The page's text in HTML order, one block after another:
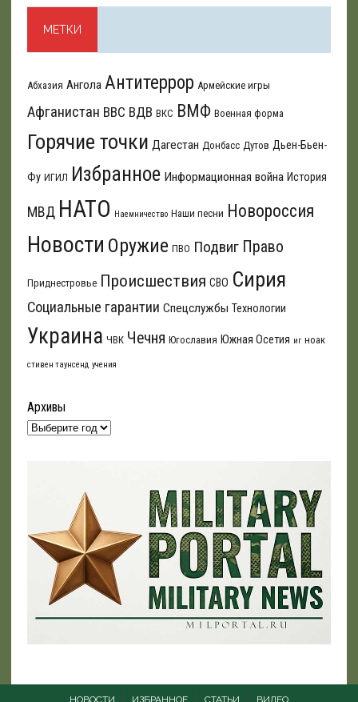
МЕТКИ
Абхазия Ангола Антитеррор Армейские игры
Афганистан ВВС ВДВ ВКС ВМФ Военная форма
Горячие точки Дагестан Донбасс Дутов Дьен-Бьен-
Фу ИГИЛ Избранное Информационная война История
МВД НАТО Наемничество Наши песни Новороссия
Новости Оружие ПВО Подвиг Право
Приднестровье Происшествия СВО Сирия
Социальные гарантии Спецслужбы Технологии
Украина ЧВК Чечня Югославия Южная Осетия иг ноак
стивен таунсенд учения
Архивы
НОВОСТИ ИЗБРАННОЕ СТАТЬИ ВИДЕО